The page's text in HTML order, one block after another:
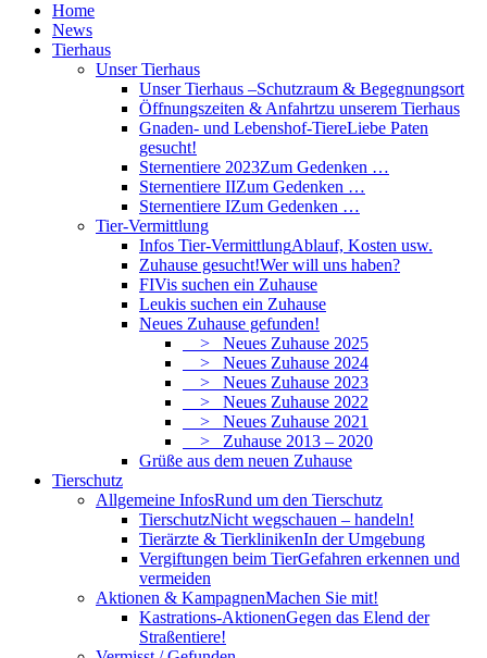
Home
News
Tierhaus
Unser Tierhaus
Unser Tierhaus –Schutzraum & Begegnungsort
Öffnungszeiten & Anfahrtzu unserem Tierhaus
Gnaden- und Lebenshof-TiereLiebe Paten
gesucht!
Sternentiere 2023Zum Gedenken …
Sternentiere IIZum Gedenken …
Sternentiere IZum Gedenken …
Tier-Vermittlung
Infos Tier-VermittlungAblauf, Kosten usw.
Zuhause gesucht!Wer will uns haben?
FIVis suchen ein Zuhause
Leukis suchen ein Zuhause
Neues Zuhause gefunden!
> Neues Zuhause 2025
> Neues Zuhause 2024
> Neues Zuhause 2023
> Neues Zuhause 2022
> Neues Zuhause 2021
> Zuhause 2013 – 2020
Grüße aus dem neuen Zuhause
Tierschutz
Allgemeine InfosRund um den Tierschutz
TierschutzNicht wegschauen – handeln!
Tierärzte & TierklinikenIn der Umgebung
Vergiftungen beim TierGefahren erkennen und
vermeiden
Aktionen & KampagnenMachen Sie mit!
Kastrations-AktionenGegen das Elend der
Straßentiere!